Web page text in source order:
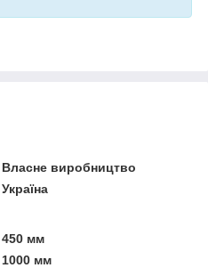
Власне виробництво
Україна
450 мм
1000 мм